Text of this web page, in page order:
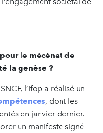
le mécénat de
la genèse ?
l’Ifop a réalisé un
, dont les
en janvier dernier.
un manifeste signé